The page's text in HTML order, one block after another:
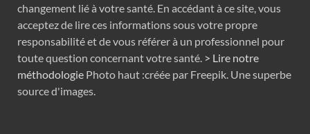
changement lié à votre santé. En accédant à ce site, vous
acceptez de lire ces informations sous votre propre
responsabilité et de vous référer à un professionnel pour
toute question concernant votre santé. > Lire notre
méthodologie Photo haut :créée par Freepik. Une superbe
source d'images.